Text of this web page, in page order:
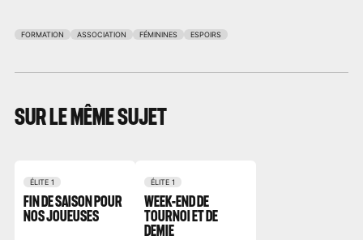
FORMATION ASSOCIATION FÉMININES ESPOIRS
SUR LE MÊME SUJET
ÉLITE 1
FIN DE SAISON POUR
NOS JOUEUSES
ÉLITE 1
WEEK-END DE
TOURNOI ET DE
DEMIE